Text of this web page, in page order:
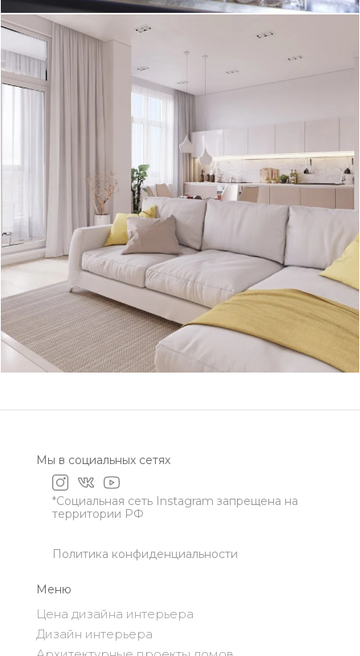
Мы в социальных сетях
*Социальная сеть Instagram запрещена на
территории РФ
Политика конфиденциальности
Меню
Цена дизайна интерьера
Дизайн интерьера